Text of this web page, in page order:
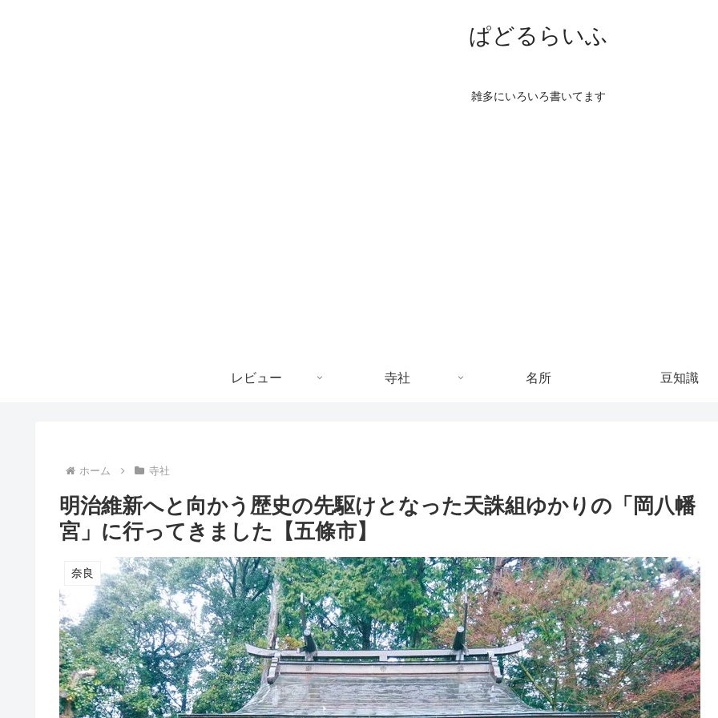
ぱどるらいふ
雑多にいろいろ書いてます
レビュー 寺社 名所 豆知識
ホーム 寺社
明治維新へと向かう歴史の先駆けとなった天誅組ゆかりの「岡八幡
宮」に行ってきました【五條市】
奈良